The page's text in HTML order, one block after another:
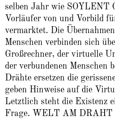
selben Jahr wie SOYLENT
Vorläufer von und Vorbild
vermarktet. Die
Menschen verbinden sich
Großrechner, der virtuelle
der verbundenen Menschen
Drähte ersetzen die
geben Hinweise auf die
Letztlich steht die Existenz
Frage. WELT AM DRAHT